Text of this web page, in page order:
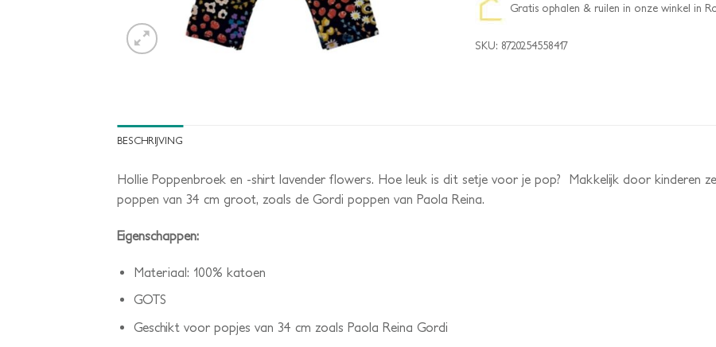
Gratis ophalen & ruilen in onze winkel in
SKU: 8720254558417
BESCHRIJVING
Hollie Poppenbroek en -shirt lavender flowers. Hoe leuk is dit setje voor je pop? Makkelijk door kinderen
poppen van 34 cm groot, zoals de Gordi poppen van Paola Reina.
Eigenschappen:
Materiaal: 100% katoen
GOTS
Geschikt voor popjes van 34 cm zoals Paola Reina Gordi